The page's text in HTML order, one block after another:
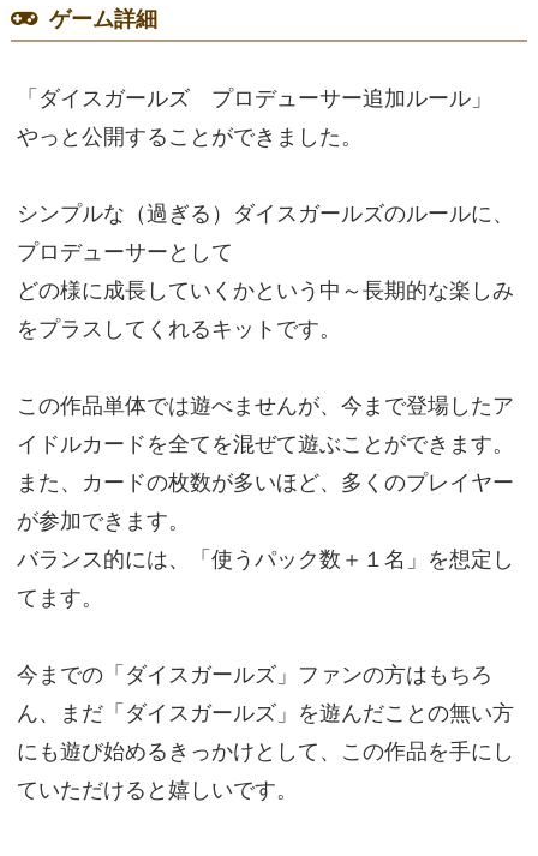
ゲーム詳細
「ダイスガールズ プロデューサー追加ルール」
やっと公開することができました。
シンプルな（過ぎる）ダイスガールズのルールに、
プロデューサーとして
どの様に成長していくかという中～長期的な楽しみ
をプラスしてくれるキットです。
この作品単体では遊べませんが、今まで登場したア
イドルカードを全てを混ぜて遊ぶことができます。
また、カードの枚数が多いほど、多くのプレイヤー
が参加できます。
バランス的には、「使うパック数＋１名」を想定し
てます。
今までの「ダイスガールズ」ファンの方はもちろ
ん、まだ「ダイスガールズ」を遊んだことの無い方
にも遊び始めるきっかけとして、この作品を手にし
ていただけると嬉しいです。